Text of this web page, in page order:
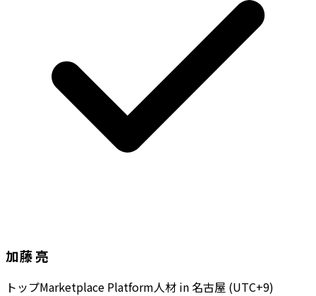
加藤 亮
トップMarketplace Platform人材 in 名古屋 (UTC+9)